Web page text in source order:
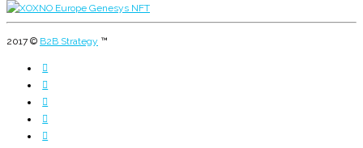
2017 © B2B Strategy ™